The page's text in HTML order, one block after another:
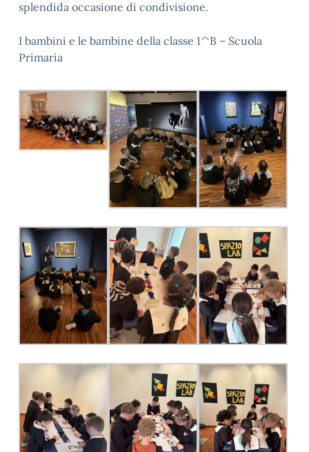
splendida occasione di condivisione.
I bambini e le bambine della classe 1^B – Scuola
Primaria